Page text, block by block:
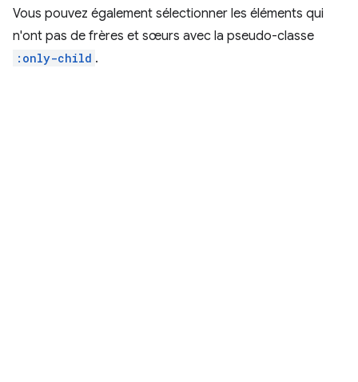
Vous pouvez également sélectionner les éléments qui
n'ont pas de frères et sœurs avec la pseudo-classe
:only-child .